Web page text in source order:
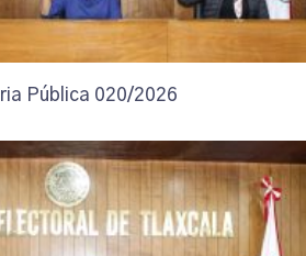
Pública 020/2026